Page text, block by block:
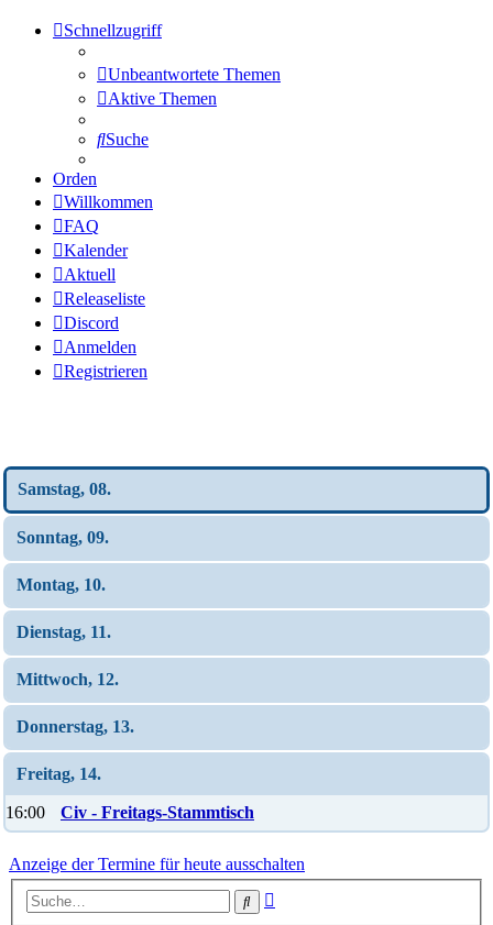
Schnellzugriff
Unbeantwortete Themen
Aktive Themen
Suche
Orden
Willkommen
FAQ
Kalender
Aktuell
Releaseliste
Discord
Anmelden
Registrieren
Samstag, 08.
Sonntag, 09.
Montag, 10.
Dienstag, 11.
Mittwoch, 12.
Donnerstag, 13.
Freitag, 14.
16:00 Civ - Freitags-Stammtisch
Anzeige der Termine für heute ausschalten
Suche